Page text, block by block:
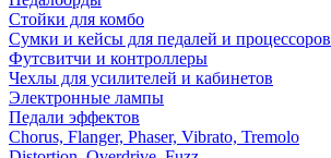
Стойки для комбо
Сумки и кейсы для педалей и процессоров
Футсвитчи и контроллеры
Чехлы для усилителей и кабинетов
Электронные лампы
Педали эффектов
Chorus, Flanger, Phaser, Vibrato, Tremolo